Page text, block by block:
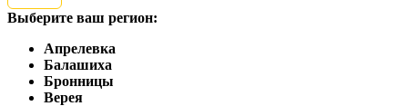
Выберите ваш регион:
Апрелевка
Балашиха
Бронницы
Верея